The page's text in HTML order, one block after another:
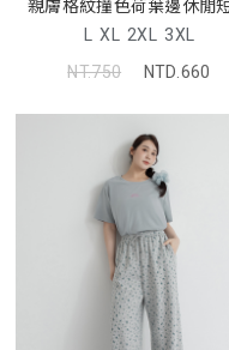
親膚格紋撞色荷葉邊休閒
L XL 2XL 3XL
NT.750
NTD.660